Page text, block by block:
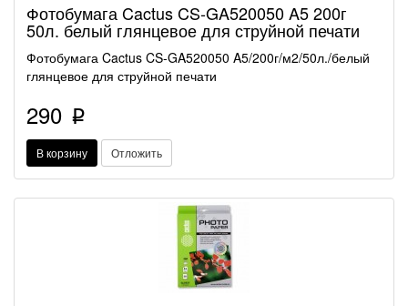
Фотобумага Cactus CS-GA520050 A5 200г
50л. белый глянцевое для струйной печати
Фотобумага Cactus CS-GA520050 A5/200г/м2/50л./белый
глянцевое для струйной печати
290 p
В корзину Отложить